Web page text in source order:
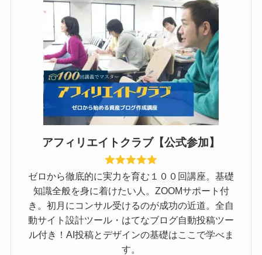
アフィリエイトクラブ【公式参加】
ゼロから徹底的に実力を育む１００回講座。基礎
知識全般を身に着けたい人。ZOOMサポート付
き。初月にコンサル受けるのが成功の近道。全自
動サイト設計ツール・はてなブログ自動投稿ツー
ル付き！AI投稿とデザインの基礎はここで学べま
す。